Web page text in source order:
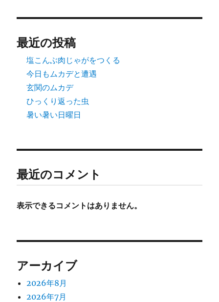
最近の投稿
塩こんぶ肉じゃがをつくる
今日もムカデと遭遇
玄関のムカデ
ひっくり返った虫
暑い暑い日曜日
最近のコメント
表示できるコメントはありません。
アーカイブ
2026年8月
2026年7月